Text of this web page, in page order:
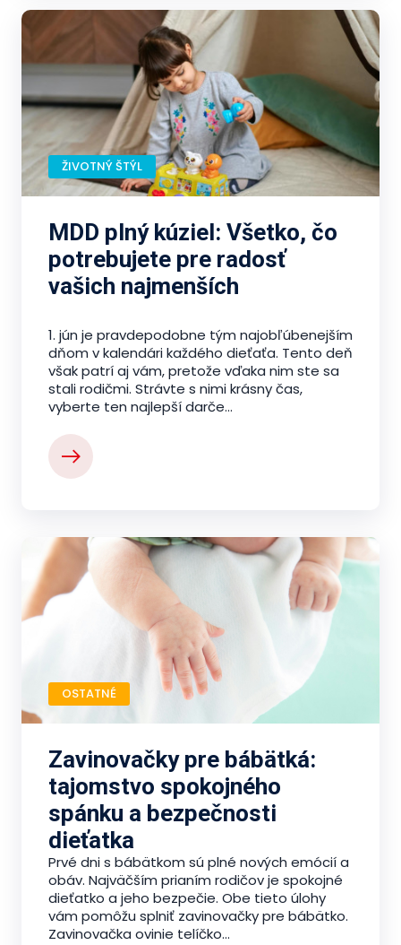
ŽIVOTNÝ ŠTÝL
MDD plný kúziel: Všetko, čo
potrebujete pre radosť
vašich najmenších
1. jún je pravdepodobne tým najobľúbenejším
dňom v kalendári každého dieťaťa. Tento deň
však patrí aj vám, pretože vďaka nim ste sa
stali rodičmi. Strávte s nimi krásny čas,
vyberte ten najlepší darče...
OSTATNÉ
Zavinovačky pre bábätká:
tajomstvo spokojného
spánku a bezpečnosti
dieťatka
Prvé dni s bábätkom sú plné nových emócií a
obáv. Najväčším prianím rodičov je spokojné
dieťatko a jeho bezpečie. Obe tieto úlohy
vám pomôžu splniť zavinovačky pre bábätko.
Zavinovačka ovinie telíčko...